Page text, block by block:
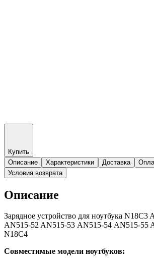
Купить
Описание
Характеристики Доставка
Условия возврата
Описание
Зарядное устройство для ноутбука
AN515-52 AN515-53 AN515-54 AN515-55
N18C4
Совместимые модели ноутбуков: